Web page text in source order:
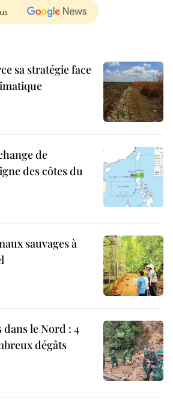
sa stratégie face
de
des côtes du
sauvages à
le Nord : 4
dégâts